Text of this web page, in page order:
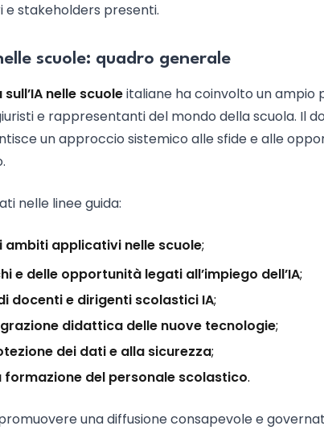
stakeholders presenti.
scuole: quadro generale
nelle scuoleitaliane ha coinvolto un ampio
e rappresentanti del mondo della scuola. Il
un approccio sistemico alle sfide e alle
nelle linee guida:
ambiti applicativi nelle scuole;
e delle opportunità legati all’impiego dell’IA;
docenti e dirigenti scolastici IA;
didattica delle nuove tecnologie;
dei dati e alla sicurezza;
formazione del personale scolastico.
una diffusione consapevole e